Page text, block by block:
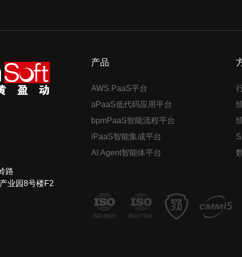
路
业园8号楼F2
产品
AWS PaaS平台
aPaaS低代码应用平台
bpmPaaS智能流程平台
iPaaS智能集成平台
AI Agent智能体平台